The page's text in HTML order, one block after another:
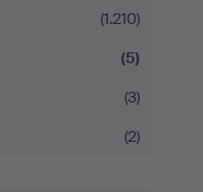
(1.210)
(5)
(3)
(2)